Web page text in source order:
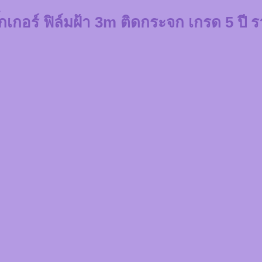
กอร์ ฟิล์มฝ้า 3m ติดกระจก เกรด 5 ปี